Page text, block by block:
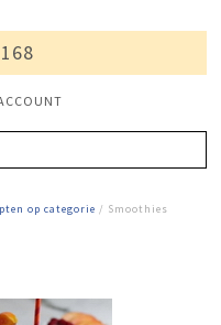
op categorie / Smoothies